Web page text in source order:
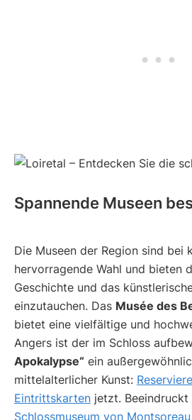
Spannende Museen
Die Museen der Region sind bei
hervorragende Wahl und bieten
Geschichte und das
einzutauchen. Das Musée des
bietet eine vielfältige und
Angers ist der im Schloss
Apokalypse“ ein
mittelalterlicher Kunst:
Eintrittskarten jetzt. Beeindruckt
Schlossmuseum von Montsoreau